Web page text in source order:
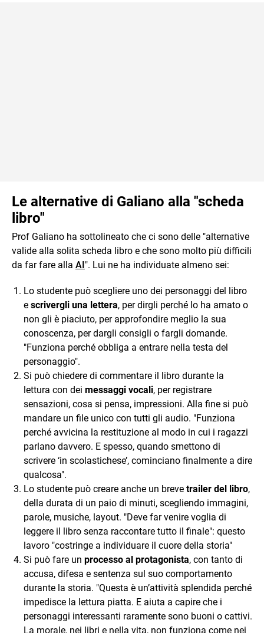
Le alternative di Galiano alla "scheda
libro"
Prof Galiano ha sottolineato che ci sono delle "alternative
valide alla solita scheda libro e che sono molto più difficili
da far fare alla AI". Lui ne ha individuate almeno sei:
Lo studente può scegliere uno dei personaggi del libro
e scrivergli una lettera, per dirgli perché lo ha amato o
non gli è piaciuto, per approfondire meglio la sua
conoscenza, per dargli consigli o fargli domande.
"Funziona perché obbliga a entrare nella testa del
personaggio".
Si può chiedere di commentare il libro durante la
lettura con dei messaggi vocali, per registrare
sensazioni, cosa si pensa, impressioni. Alla fine si può
mandare un file unico con tutti gli audio. "Funziona
perché avvicina la restituzione al modo in cui i ragazzi
parlano davvero. E spesso, quando smettono di
scrivere ‘in scolastichese’, cominciano finalmente a dire
qualcosa".
Lo studente può creare anche un breve trailer del libro,
della durata di un paio di minuti, scegliendo immagini,
parole, musiche, layout. "Deve far venire voglia di
leggere il libro senza raccontare tutto il finale": questo
lavoro "costringe a individuare il cuore della storia"
Si può fare un processo al protagonista, con tanto di
accusa, difesa e sentenza sul suo comportamento
durante la storia. "Questa è un’attività splendida perché
impedisce la lettura piatta. E aiuta a capire che i
personaggi interessanti raramente sono buoni o cattivi.
La morale, nei libri e nella vita, non funziona come nei